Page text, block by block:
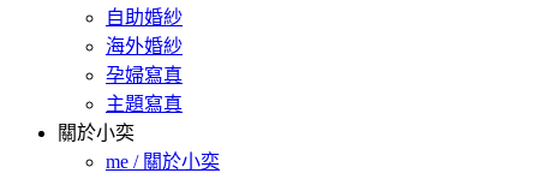
自助婚紗
海外婚紗
孕婦寫真
主題寫真
關於小奕
me / 關於小奕